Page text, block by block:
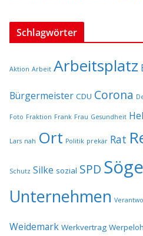
Schlagwörter
Aktion Arbeit Arbeitsplatz
Bürgermeister CDU Corona
Foto Fraktion Frank Frau Gesundheit
Lars nah Ort Politik prekär Rat
Schutz Silke sozial SPD
Unternehmen
Weidemark Werkvertrag Werpeloh